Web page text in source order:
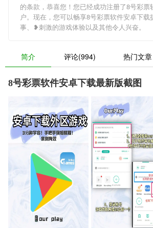
的条款，恭喜您！您已经成功注册了8号彩票
户。现在，您可以畅享8号彩票软件安卓下
事、❥刺激的游戏体验以及其他令人兴奋。
简介 评论(994) 热门文章
8号彩票软件安卓下载最新版截图